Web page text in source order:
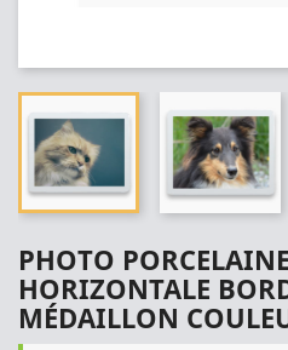
PHOTO
HORIZONTALE
MÉDAILLON